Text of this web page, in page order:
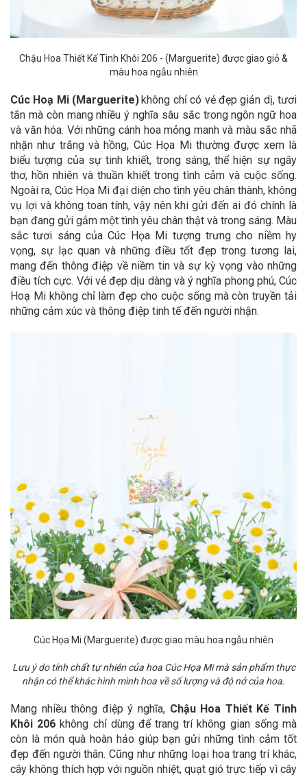
Chậu Hoa Thiết Kế Tinh Khôi 206 - (Marguerite) được giao giỏ &
màu hoa ngẫu nhiên
Cúc Hoạ Mi (Marguerite)không chỉ có vẻ đẹp giản dị, tươi
tắn mà còn mang nhiều ý nghĩa sâu sắc trong ngôn ngữ hoa
và văn hóa. Với những cánh hoa mỏng manh và màu sắc nhã
nhặn như trắng và hồng, Cúc Họa Mi thường được xem là
biểu tượng của sự tinh khiết, trong sáng, thể hiện sự ngây
thơ, hồn nhiên và thuần khiết trong tình cảm và cuộc sống.
Ngoài ra, Cúc Họa Mi đại diện cho tình yêu chân thành, không
vụ lợi và không toan tính, vậy nên khi gửi đến ai đó chính là
bạn đang gửi gắm một tình yêu chân thật và trong sáng. Màu
sắc tươi sáng của Cúc Họa Mi tượng trưng cho niềm hy
vọng, sự lạc quan và những điều tốt đẹp trong tương lai,
mang đến thông điệp về niềm tin và sự kỳ vọng vào những
điều tích cực. Với vẻ đẹp dịu dàng và ý nghĩa phong phú, Cúc
Hoạ Mi không chỉ làm đẹp cho cuộc sống mà còn truyền tải
những cảm xúc và thông điệp tinh tế đến người nhận.
Cúc Họa Mi (Marguerite) được giao màu hoa ngẫu nhiên
Lưu ý do tính chất tự nhiên của hoa Cúc Họa Mi mà sản phẩm thực
nhận có thể khác hình mình hoa về số lượng và độ nở của hoa.
Mang nhiều thông điệp ý nghĩa, Chậu Hoa Thiết Kế Tinh
Khôi 206 không chỉ dùng để trang trí không gian sống mà
còn là món quà hoàn hảo giúp bạn gửi những tình cảm tốt
đẹp đến người thân.Cũng như những loại hoa trang trí khác,
cây không thích hợp với nguồn nhiệt, quạt gió trực tiếp vì cây